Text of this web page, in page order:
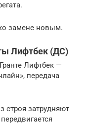
замене новым.
Лифтбек (ДС)
Лифтбек —
передача
строя затрудняют